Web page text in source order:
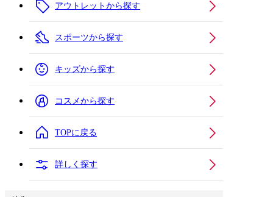
アウトレットから探す
スポーツから探す
キッズから探す
コスメから探す
TOPに戻る
詳しく探す